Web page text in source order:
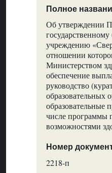
Полное
Об утверждении
учреждению
отношении
Министерством
обеспечение
руководство
образовательных
образовательные
числе программы
возможностями
Номер
2218-п